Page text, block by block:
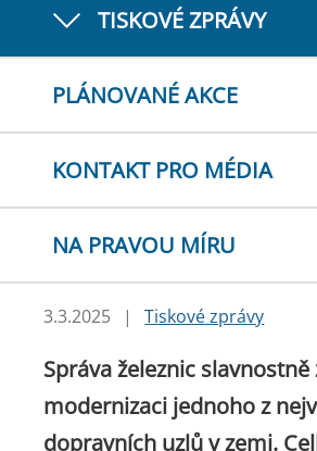
TISKOVÉ ZPRÁVY
PLÁNOVANÉ AKCE
KONTAKT PRO MÉDIA
NA PRAVOU MÍRU
3.3.2025 | Tiskové zprávy
Správa železnic slavnostně
modernizaci jednoho z
dopravních uzlů v zemi.